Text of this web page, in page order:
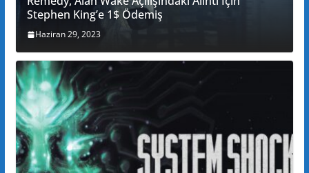
Stephen King’e 1$ Ödemiş
Haziran 29, 2023